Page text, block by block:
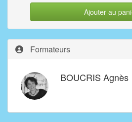
Ajouter au
Formateurs
BOUCRIS Agnès